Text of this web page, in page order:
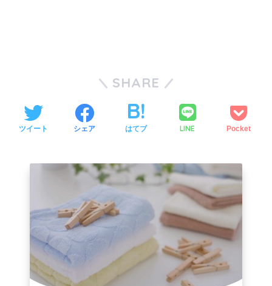
SHARE
ツイート シェア はてブ LINE Pocket